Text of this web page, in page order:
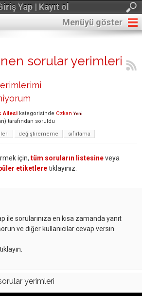
Yap | Kayıt ol
Menüyü göster
sorular yerimleri
Ailesi kategorisinde Ozkan Yeni
tarafından soruldu
değiştirememe sıfırlama
için, tüm soruların listesineveya
etiketleretıklayınız.
ile sorularınıza en kısa zamanda yanıt
ve diğer kullanıcılar cevap versin.
tıklayın.
yerimleri